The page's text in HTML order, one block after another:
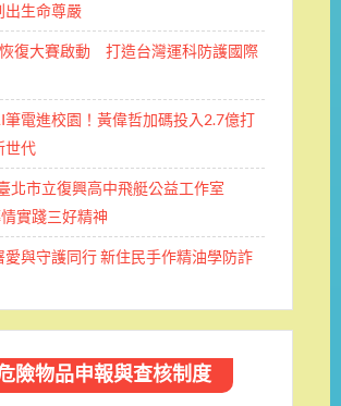
出生命尊嚴
復大賽啟動 打造台灣運科防護國際
筆電進校園！黃偉哲加碼投入2.7億打
世代
北市立復興高中飛艇公益工作室
實踐三好精神
愛與守護同行 新住民手作精油學防詐
險物品申報與查核制度